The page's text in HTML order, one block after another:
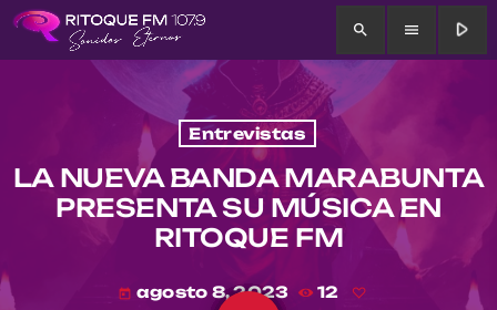
search menu play_arrow
Entrevistas
LA NUEVA BANDA MARABUNTA
PRESENTA SU MÚSICA EN
RITOQUE FM
today agosto 8, 2023 12